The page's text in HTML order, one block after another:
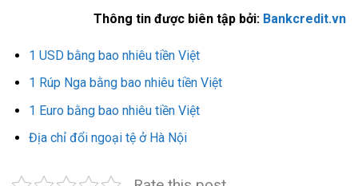
Thông tin được biên tập bởi: Bankcredit.vn
1 USD bằng bao nhiêu tiền Việt
1 Rúp Nga bằng bao nhiêu tiền Việt
1 Euro bằng bao nhiêu tiền Việt
Địa chỉ đổi ngoại tệ ở Hà Nội